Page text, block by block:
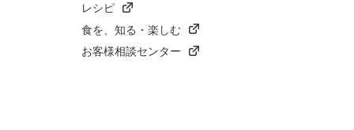
レシピ
食を、知る・楽しむ
お客様相談センター